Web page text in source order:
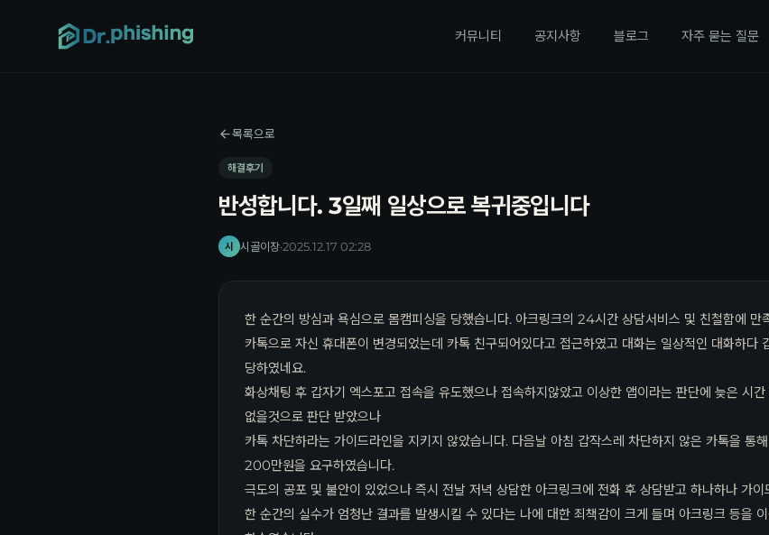
커뮤니티 공지사항 블로그 자주 묻는 질문
목록으로
해결후기
반성합니다. 3일째 일상으로 복귀중입니다
시 시골이장·2025.12.17 02:28
한 순간의 방심과 욕심으로 몸캠피싱을 당했습니다. 아크링크의 24시간 상담서비스 및 친철함에 만
카톡으로 자신 휴대폰이 변경되었는데 카톡 친구되어있다고 접근하였고 대화는 일상적인 대화하다
당하였네요.
화상채팅 후 갑자기 엑스포고 접속을 유도했으나 접속하지않았고 이상한 앱이라는 판단에 늦은 시
없을것으로 판단 받았으나
카톡 차단하라는 가이드라인을 지키지 않았습니다. 다음날 아침 갑작스레 차단하지 않은 카톡을 통
200만원을 요구하였습니다.
극도의 공포 및 불안이 있었으나 즉시 전날 저녁 상담한 아크링크에 전화 후 상담받고 하나하나 가
한 순간의 실수가 엄청난 결과를 발생시킬 수 있다는 나에 대한 죄책감이 크게 들며 아크링크 등을